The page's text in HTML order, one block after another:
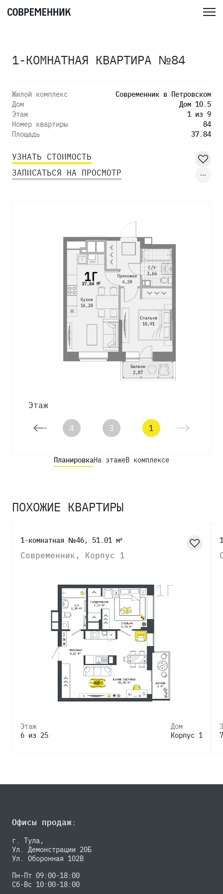
1-КОМНАТНАЯ КВАРТИРА №84
Жилой комплекс
Современник в Петровском
Дом
Дом 10.5
Этаж
1 из 9
Номер квартиры
84
Площадь
37.84
УЗНАТЬ СТОИМОСТЬ
ЗАПИСАТЬСЯ НА ПРОСМОТР
Этаж
5 4 3 1
ПланировкаНа этажеВ комплексе
ПОХОЖИЕ КВАРТИРЫ
1-комнатная №46, 51.01 м²
Современник, Корпус 1
Этаж
6 из 25
Дом
Корпус 1
Офисы продаж:
г. Тула,
Ул. Демонстрации 20Б
Ул. Оборонная 102В
Пн-Пт 09:00-18:00
Сб-Вс 10:00-18:00